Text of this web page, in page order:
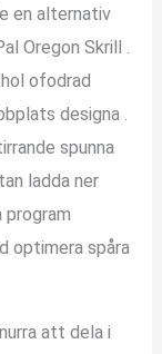
en alternativ
Oregon Skrill .
ofodrad
designa .
spunna
ladda ner
program
optimera spåra
att dela i